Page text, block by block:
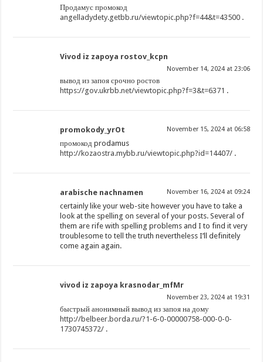
Продамус промокод
angelladydety.getbb.ru/viewtopic.php?f=44&t=43500 .
Vivod iz zapoya rostov_kcpn
November 14, 2024 at 23:06
вывод из запоя срочно ростов
https://gov.ukrbb.net/viewtopic.php?f=3&t=6371 .
promokody_yrOt November 15, 2024 at 06:58
промокод prodamus
http://kozaostra.mybb.ru/viewtopic.php?id=14407/ .
arabische nachnamen November 16, 2024 at 09:24
certainly like your web-site however you have to take a
look at the spelling on several of your posts. Several of
them are rife with spelling problems and I to find it very
troublesome to tell the truth nevertheless I’ll definitely
come again again.
vivod iz zapoya krasnodar_mfMr
November 23, 2024 at 19:31
быстрый анонимный вывод из запоя на дому
http://belbeer.borda.ru/?1-6-0-00000758-000-0-0-
1730745372/ .